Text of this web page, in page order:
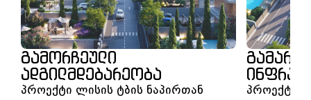
გამორჩეული
ადგილმდებარეობა
პროექტი ლისის ტბის ნაპირთან
პროექტში